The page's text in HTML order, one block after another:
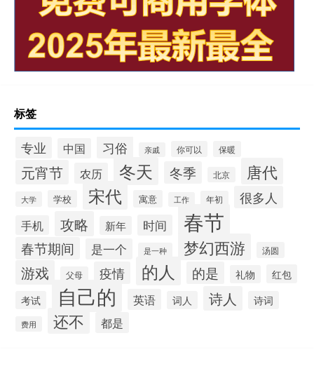
标签
专业 中国 习俗 亲戚 你可以 保暖
元宵节 农历 冬天 冬季 北京 唐代
大学 学校 宋代 寓意 工作 年初 很多人
手机 攻略 新年 时间 春节
春节期间 是一个 是一种 梦幻西游 汤圆
游戏 父母 疫情 的人 的是 礼物 红包
考试 自己的 英语 词人 诗人 诗词
费用 还不 都是